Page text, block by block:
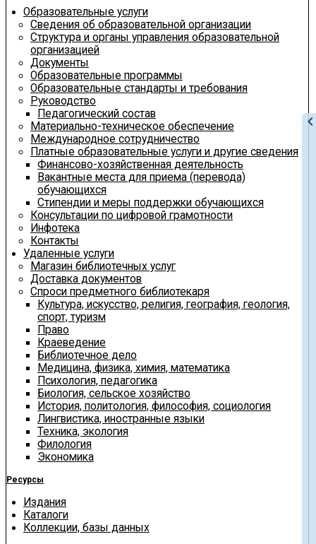
Образовательные услуги
Сведения об образовательной организации
Структура и органы управления образовательной
организацией
Документы
Образовательные программы
Образовательные стандарты и требования
Руководство
Педагогический состав
Материально-техническое обеспечение
Международное сотрудничество
Платные образовательные услуги и другие сведения
Финансово-хозяйственная деятельность
Вакантные места для приема (перевода)
обучающихся
Стипендии и меры поддержки обучающихся
Консультации по цифровой грамотности
Инфотека
Контакты
Удаленные услуги
Магазин библиотечных услуг
Доставка документов
Спроси предметного библиотекаря
Культура, искусство, религия, география, геология,
спорт, туризм
Право
Краеведение
Библиотечное дело
Медицина, физика, химия, математика
Психология, педагогика
Биология, сельское хозяйство
История, политология, философия, социология
Лингвистика, иностранные языки
Техника, экология
Филология
Экономика
Ресурсы
Издания
Каталоги
Коллекции, базы данных